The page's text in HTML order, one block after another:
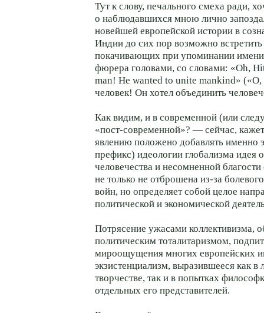
Тут к слову, печального смеха ради,
о наблюдавшихся мною лично
новейшей европейской истории в
Индии до сих пор возможно
покачивающих при упоминании имени
фюрера головами, со словами: «Oh,
man! He wanted to unite mankind» («O,
человек! Он хотел объединить
Как видим, и в современной (или
«пост-современной»? — сейчас,
явлению положено добавлять именно
префикс) идеологии глобализма идея
человечества и несомненной
не только не отброшена из-за
войн, но определяет собой целое
политической и экономической
Потрясение ужасами коллективизма,
политическим тоталитаризмом,
мироощущения многих европейских
экзистенциализм, выразившееся как в
творчестве, так и в попытках
отдельных его представителей.